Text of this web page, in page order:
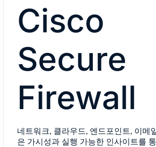
Cisco
Secure
Firewall
네트워크, 클라우드, 엔드포인트, 이메
은 가시성과 실행 가능한 인사이트를